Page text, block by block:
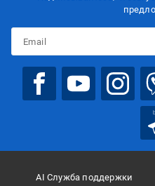
AI Служба поддержки